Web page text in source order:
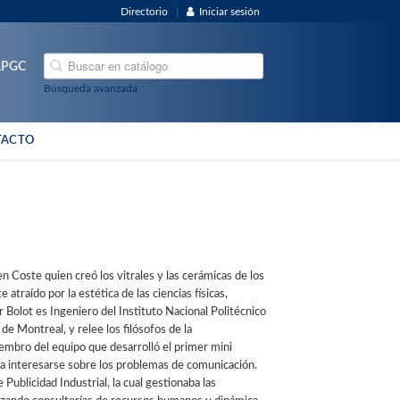
Directorio Iniciar sesión
Búsqueda avanzada
Coste quien creó los vitrales y las cerámicas de los
atraído por la estética de las ciencias físicas,
Bolot es Ingeniero del Instituto Nacional Politécnico
Montreal, y relee los filósofos de la
del equipo que desarrolló el primer mini
interesarse sobre los problemas de comunicación.
Industrial, la cual gestionaba las